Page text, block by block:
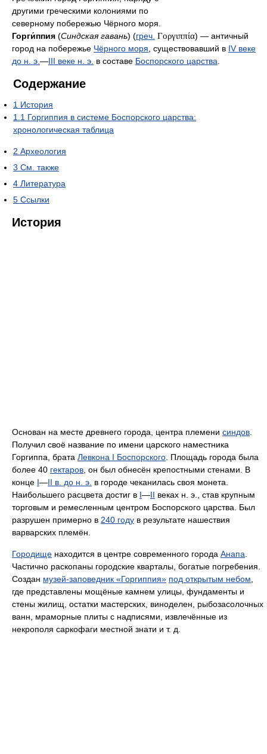
другими греческими колониями по
северному побережью Чёрного моря.
Горги́ппия (Синдская гавань) (греч. Γοργιππία) — античный
город на побережье Чёрного моря, существовавший в IV веке
до н. э.—III веке н. э. в составе Боспорского царства.
Содержание
1 История
1.1 Горгиппия в системе Боспорского царства:
хронологическая таблица
2 Археология
3 См. также
4 Литература
5 Ссылки
История
Основан на месте древнего города, центра племени синдов.
Получил своё название по имени царского наместника
Горгиппа, брата Левкона I Боспорского. Площадь города была
более 40 гектаров, он был обнесён крепостными стенами. В
конце I—II в. до н. э. в городе чеканилась своя монета.
Наибольшего расцвета достиг в I—II веках н. э., став крупным
торговым и ремесленным центром Боспорского царства. Был
разрушен примерно в 240 году в результате нашествия
варварских племён.
Городище находится в центре современного города Анапа.
Частично раскопаны городские кварталы, богатые погребения.
Создан музей-заповедник «Горгиппия» под открытым небом,
где представлены мощёные камнем улицы, фундаменты и
стены жилищ, остатки мастерских, виноделен, рыбозасолочных
ванн, мраморные плиты с надписями, извлечённые из
некрополя саркофаги местной знати и т. д.